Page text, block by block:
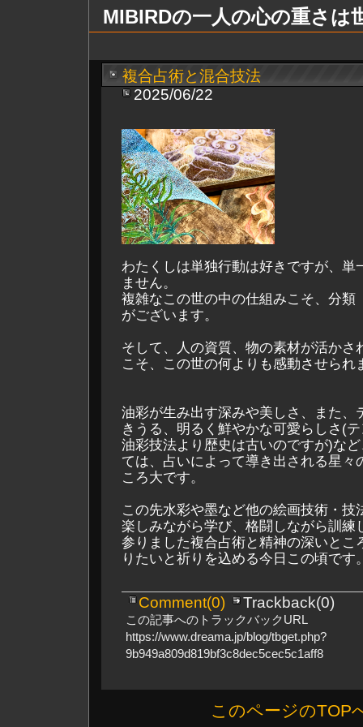
MIBIRDの一人の心の重さは
複合占術と混合技法
2025/06/22
わたくしは単独行動は好きですが、単
ません。
複雑なこの世の中の仕組みこそ、分
がございます。
そして、人の資質、物の素材が活かさ
こそ、この世の何よりも感動させられ
油彩が生み出す深みや美しさ、また、
きうる、明るく鮮やかな可愛らしさ(
油彩技法より歴史は古いのですが)な
ては、占いによって導き出される星々
ころ大です。
この先水彩や墨など他の絵画技術・技
楽しみながら学び、格闘しながら訓練
参りました複合占術と精神の深いとこ
りたいと祈りを込める今日この頃です
Comment(0) Trackback(0)
この記事へのトラックバックURL
https://www.dreama.jp/blog/tbget.php?
9b949a809d819bf3c8dec5cec5c1aff8
このページのTOP